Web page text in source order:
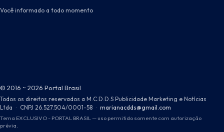
Você informado a todo momento
© 2016 ~ 2026 Portal Brasil
Todos os direitos reservados a M.C.D.D.S Publicidade Marketing e Notícias
Ltda · CNPJ 26.527.504/0001-58 · marianacdds@gmail.com
Tema EXCLUSIVO - PORTAL BRASIL — uso permitido somente com autorização
prévia.